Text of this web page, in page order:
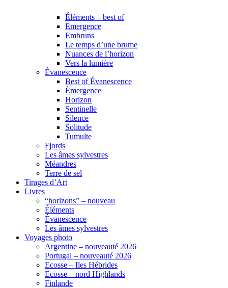
Éléments – best of
Emergence
Embruns
Le temps d’une brume
Nuances de l’horizon
Vers la lumière
Évanescence
Best of Évanescence
Émergence
Horizon
Sentinelle
Silence
Solitude
Tumulte
Fjords
Les âmes sylvestres
Méandres
Terre de sel
Tirages d’Art
Livres
“horizons” – nouveau
Éléments
Évanescence
Les âmes sylvestres
Voyages photo
Argentine – nouveauté 2026
Portugal – nouveauté 2026
Ecosse – Iles Hébrides
Ecosse – nord Highlands
Finlande